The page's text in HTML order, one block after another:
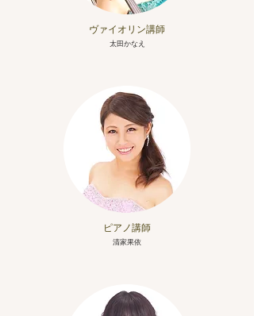
ヴァイオリン講師
​太田かなえ
ピアノ講師
清家果依